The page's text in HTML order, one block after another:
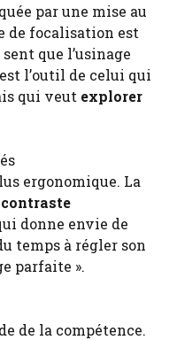
par une mise au
de focalisation est
que l’usinage
l’outil de celui qui
qui veut explorer
ergonomique. La
donne envie de
temps à régler son
parfaite ».
de la compétence.